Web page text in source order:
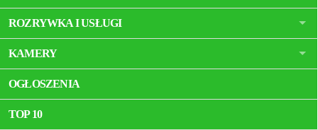
ROZRYWKA I USŁUGI
KAMERY
OGŁOSZENIA
TOP 10